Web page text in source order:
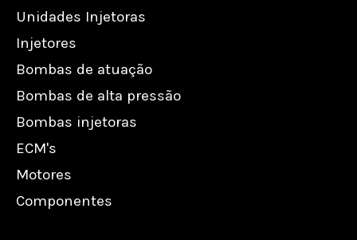
Unidades Injetoras
Injetores
Bombas de atuação
Bombas de alta pressão
Bombas injetoras
ECM's
Motores
Componentes